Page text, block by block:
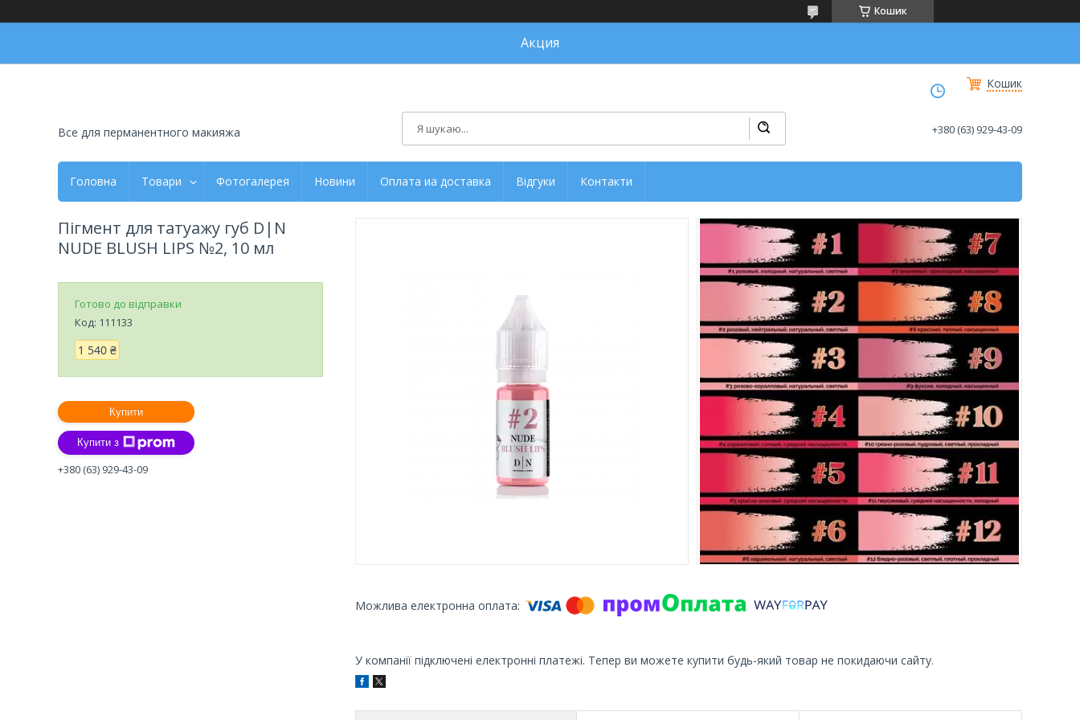
Кошик
Акция
Кошик
Все для перманентного макияжа +380 (63) 929-43-09
Головна Товари Фотогалерея Новини Оплата иа доставка Відгуки Контакти
У компанії підключені електронні платежі. Тепер ви можете купити будь-який товар не покидаючи сайту.
Пігмент для татуажу губ D|N
NUDE BLUSH LIPS №2, 10 мл
Готово до відправки
Код: 111133
1 540 ₴
Купити
Купити з
+380 (63) 929-43-09